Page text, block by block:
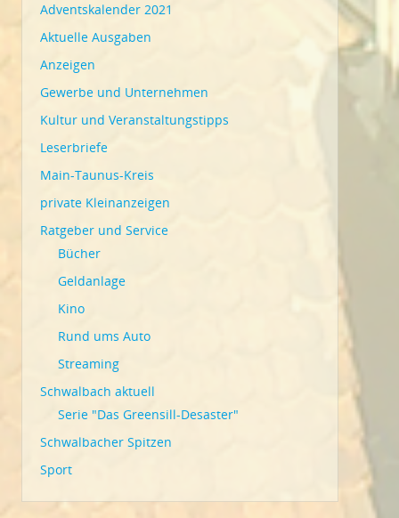
Adventskalender 2021
Aktuelle Ausgaben
Anzeigen
Gewerbe und Unternehmen
Kultur und Veranstaltungstipps
Leserbriefe
Main-Taunus-Kreis
private Kleinanzeigen
Ratgeber und Service
Bücher
Geldanlage
Kino
Rund ums Auto
Streaming
Schwalbach aktuell
Serie "Das Greensill-Desaster"
Schwalbacher Spitzen
Sport